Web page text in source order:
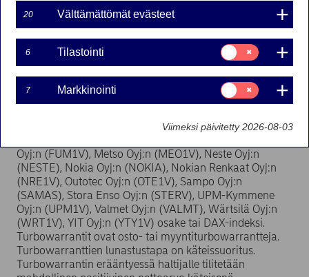
7.2.2018 (sarjat 2018: C4
FI ja 2018: P4 FI)
06-02-2018 10:15
puitteissa liikkeeseen 44 uutta turbowarranttisarjaa
Oyj:n (FUM1V), Metso Oyj:n (MEO1V), Neste Oyj:n
(NESTE), Nokia Oyj:n (NOKIA), Nokian Renkaat Oyj:n
(NRE1V), Outotec Oyj:n (OTE1V), Sampo Oyj:n
(SAMAS), Stora Enso Oyj:n (STERV), UPM-Kymmene
Oyj:n (UPM1V), Valmet Oyj:n (VALMT), Wärtsilä Oyj:n
(WRT1V), YIT Oyj:n (YTY1V) osake tai DAX-indeksi.
Turbowarrantit ovat osto- tai myyntiturbowarrantteja.
Turbowarranttien lunastustapa on käteissuoritus.
Turbowarrantin erääntyessä haltijalle tilitetään
20 Välttämättömät evästeet
6 Tilastointi
Suostumusvalinta:
Tilastointi
7 Markkinointi
Suostumusvalinta:
Markkinointi
Viimeksi päivitetty 2026-08-03